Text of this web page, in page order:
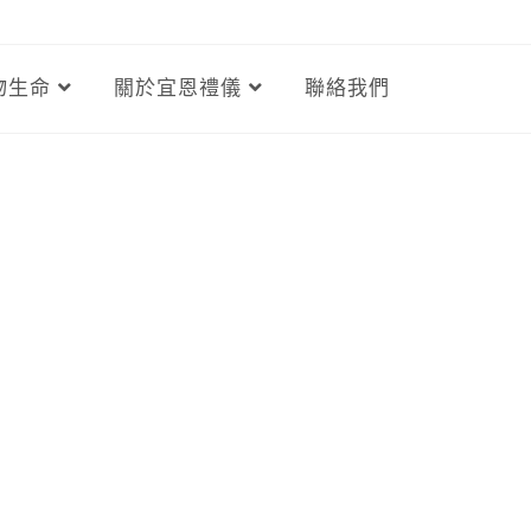
生命 關於宜恩禮儀 聯絡我們